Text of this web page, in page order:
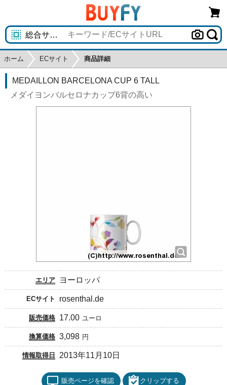
ホーム ECサイト 商品詳細
MEDAILLON BARCELONA CUP 6 TALL
メダイヨンバルセロナカップ6背の高い
エリア ヨーロッパ
ECサイト rosenthal.de
販売価格 17.00 ユーロ
換算価格 3,098 円
情報取得日 2013年11月10日
販売ページを確認 クリップする